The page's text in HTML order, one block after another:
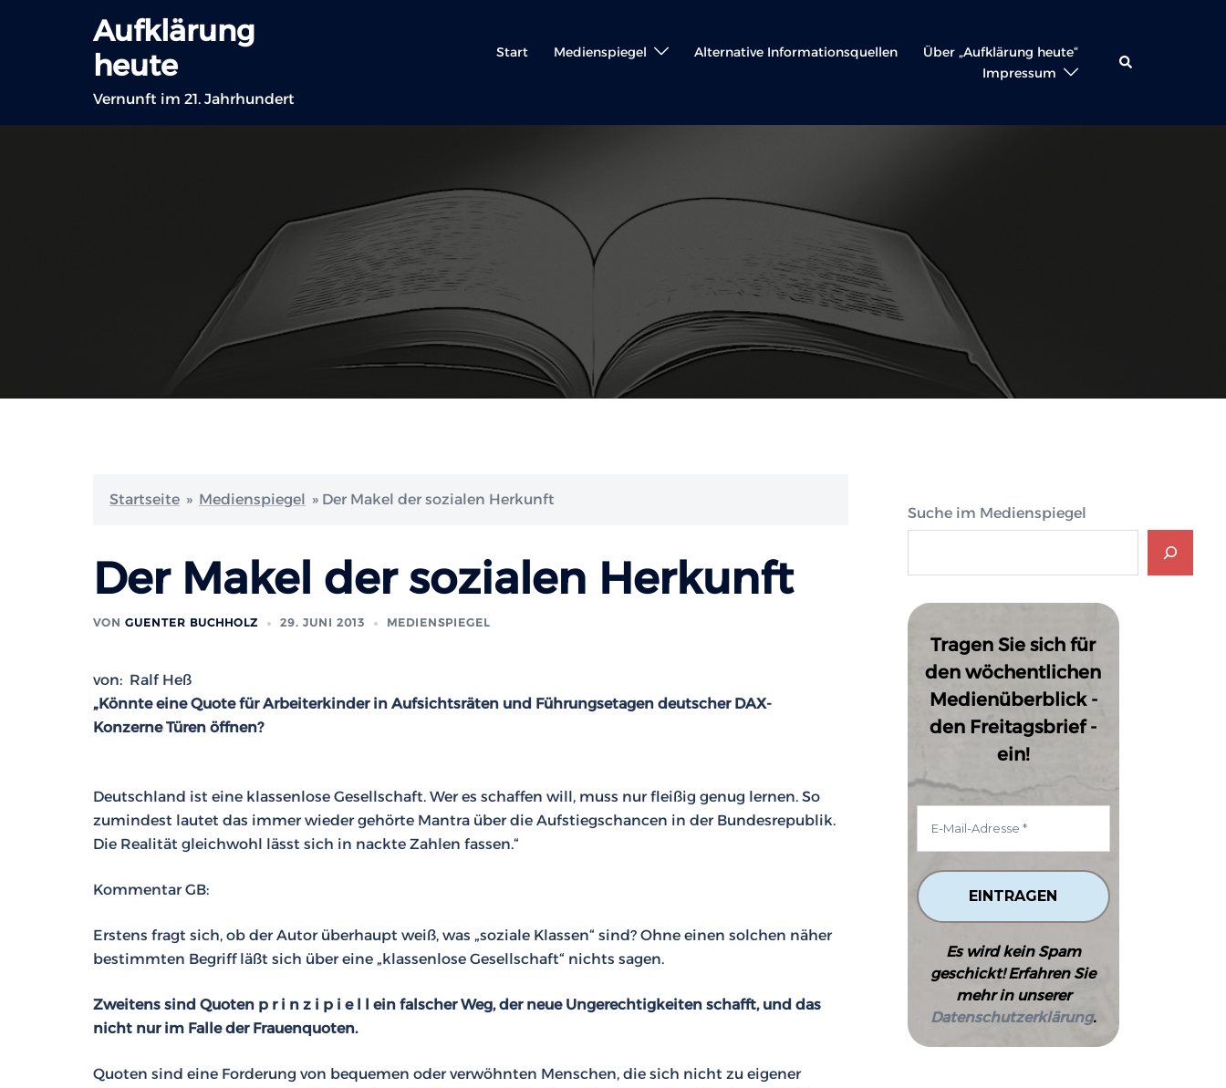
Aufklärung
heute
Vernunft im 21. Jahrhundert
Start Medienspiegel Alternative Informationsquellen
Über „Aufklärung heute“
Impressum
Suche
Startseite » Medienspiegel » Der Makel der sozialen Herkunft
Der Makel der sozialen Herkunft
VON GUENTER BUCHHOLZ 29. JUNI 2013 MEDIENSPIEGEL
von: Ralf Heß
„Könnte eine Quote für Arbeiterkinder in Aufsichtsräten und Führungsetagen deutscher DAX-
Konzerne Türen öffnen?
Deutschland ist eine klassenlose Gesellschaft. Wer es schaffen will, muss nur fleißig genug lernen. So
zumindest lautet das immer wieder gehörte Mantra über die Aufstiegschancen in der Bundesrepublik.
Die Realität gleichwohl lässt sich in nackte Zahlen fassen.“
Kommentar GB:
Erstens fragt sich, ob der Autor überhaupt weiß, was „soziale Klassen“ sind? Ohne einen solchen näher
bestimmten Begriff läßt sich über eine „klassenlose Gesellschaft“ nichts sagen.
Zweitens sind Quoten p r i n z i p i e l l ein falscher Weg, der neue Ungerechtigkeiten schafft, und das
nicht nur im Falle der Frauenquoten.
Quoten sind eine Forderung von bequemen oder verwöhnten Menschen, die sich nicht zu eigener
Suche im Medienspiegel
Tragen Sie sich für
den wöchentlichen
Medienüberblick -
den Freitagsbrief -
ein!
Es wird kein Spam
geschickt! Erfahren Sie
mehr in unserer
Datenschutzerklärung.